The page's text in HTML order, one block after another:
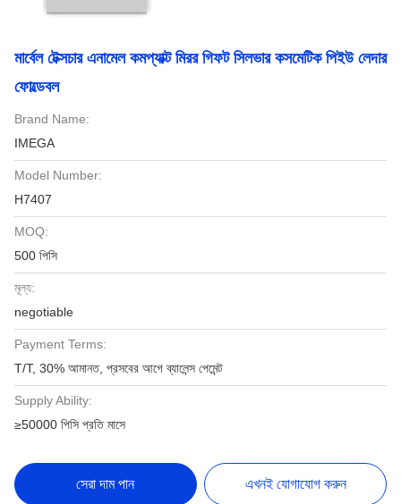
মার্বেল টেক্সচার এনামেল কমপ্যাক্ট মিরর গিফট সিলভার কসমেটিক পিইউ লেদার
ফোল্ডেবল
Brand Name:
IMEGA
Model Number:
H7407
MOQ:
500 পিসি
মূল্য:
negotiable
Payment Terms:
T/T, 30% আমানত, প্রসবের আগে ব্যালেন্স পেমেন্ট
Supply Ability:
≥50000 পিসি প্রতি মাসে
সেরা দাম পান এখনই যোগাযোগ করুন